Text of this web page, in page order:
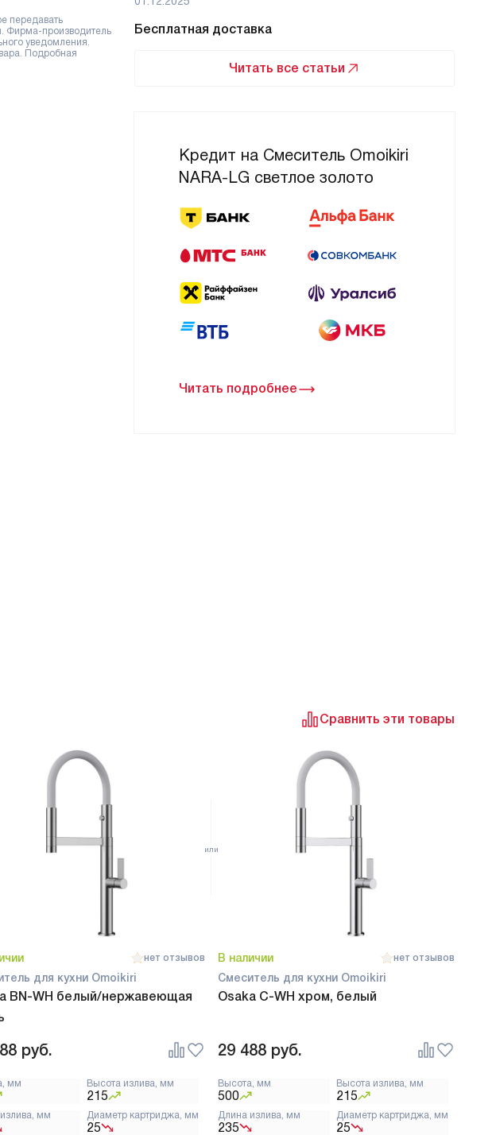
Бесплатная доставка
Читать все статьи
Кредит на Смеситель Omoikiri
NARA-LG светлое золото
Читать подробнее
передавать
Фирма-производитель
уведомления.
Подробная
Сравнить эти товары
нет отзывов
для кухни Omoikiri
BN-WH белый/нержавеющая
руб.
мм Высота излива, мм
215
мм Диаметр картриджа, мм
25
В наличии нет отзывов
Смеситель для кухни Omoikiri
Osaka C-WH хром, белый
29 488 руб.
Высота, мм
500
Высота излива, мм
215
Длина излива, мм
235
Диаметр картриджа, мм
25